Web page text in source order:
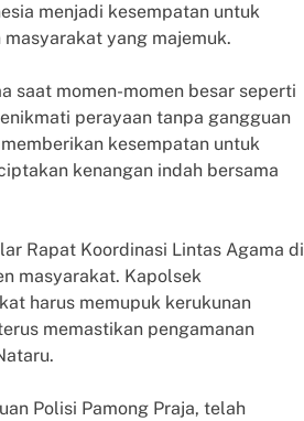
menjadi kesempatan untuk
yang majemuk.
saat momen-momen besar seperti
perayaan tanpa gangguan
kesempatan untuk
kenangan indah bersama
Rapat Koordinasi Lintas Agama di
masyarakat. Kapolsek
harus memupuk kerukunan
memastikan pengamanan
Polisi Pamong Praja, telah